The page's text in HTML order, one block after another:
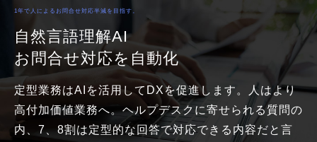
1年で人によるお問合せ対応半減を目指す。
自然言語理解AI
お問合せ対応を自動化
定型業務はAIを活用してDXを促進します。人はより
高付加価値業務へ。ヘルプデスクに寄せられる質問の
内、7、8割は定型的な回答で対応できる内容だと言